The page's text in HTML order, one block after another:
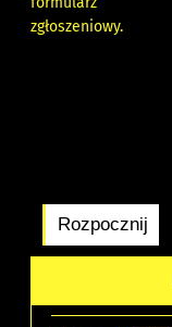
zgłoszeniowy.